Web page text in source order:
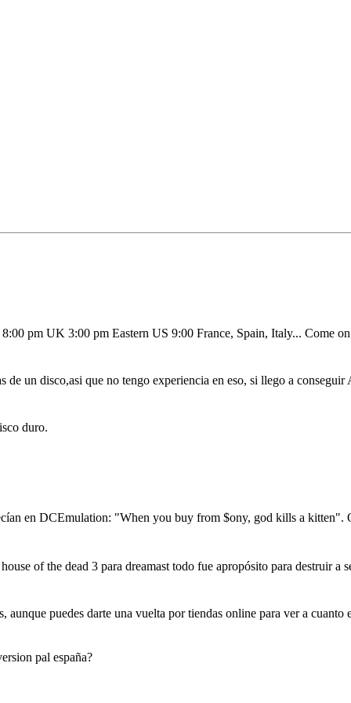
pm UK 3:00 pm Eastern US 9:00 France, Spain, Italy... Come
un disco,asi que no tengo experiencia en eso, si llego a
duro.
en DCEmulation: "When you buy from $ony, god kills a kitten".
of the dead 3 para dreamast todo fue apropósito para destruir a
puedes darte una vuelta por tiendas online para ver a cuanto
pal españa?